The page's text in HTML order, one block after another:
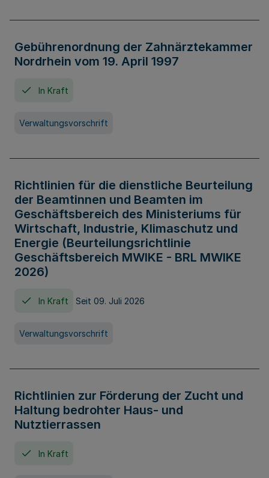
Gebührenordnung der Zahnärztekammer
Nordrhein vom 19. April 1997
In Kraft
Verwaltungsvorschrift
Richtlinien für die dienstliche Beurteilung
der Beamtinnen und Beamten im
Geschäftsbereich des Ministeriums für
Wirtschaft, Industrie, Klimaschutz und
Energie (Beurteilungsrichtlinie
Geschäftsbereich MWIKE - BRL MWIKE
2026)
In Kraft Seit 09. Juli 2026
Verwaltungsvorschrift
Richtlinien zur Förderung der Zucht und
Haltung bedrohter Haus- und
Nutztierrassen
In Kraft